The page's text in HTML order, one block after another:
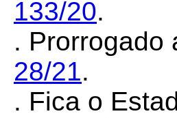
133/20.
. Prorrogado
28/21.
. Fica o